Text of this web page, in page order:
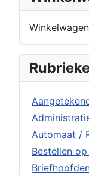
Automaat /
Bestellen